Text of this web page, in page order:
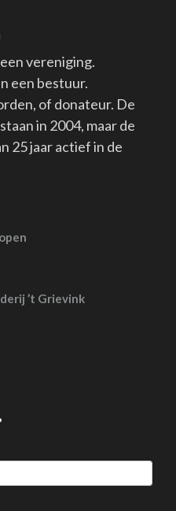
vereniging.
een bestuur.
of donateur. De
in 2004, maar de
25 jaar actief in de
’t Grievink